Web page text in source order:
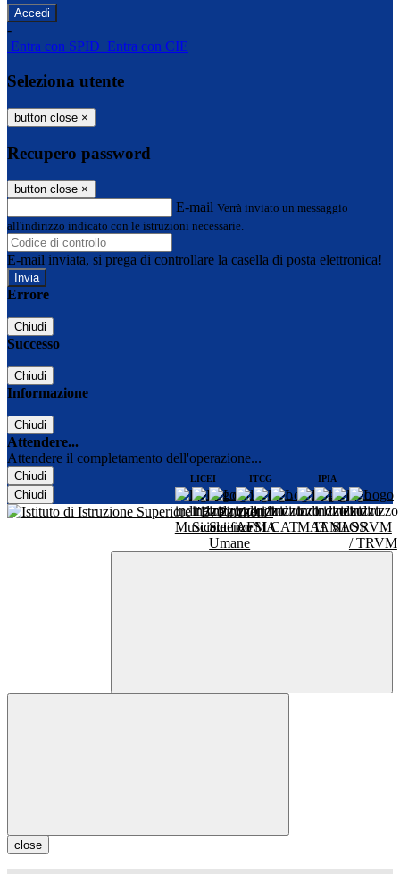
-
Entra con SPID Entra con CIE
Seleziona utente
button close ×
Recupero password
button close ×
E-mail Verrà inviato un messaggio
all'indirizzo indicato con le istruzioni necessarie.
E-mail inviata, si prega di controllare la casella di posta elettronica!
Errore
Chiudi
Successo
Chiudi
Informazione
Chiudi
Attendere...
Attendere il completamento dell'operazione...
Chiudi
Chiudi
LICEI ITCG IPIA
close